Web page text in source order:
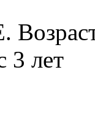
3 лет